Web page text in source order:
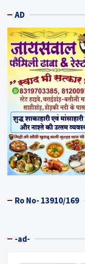
AD
Ro No- 13910/169
-ad-